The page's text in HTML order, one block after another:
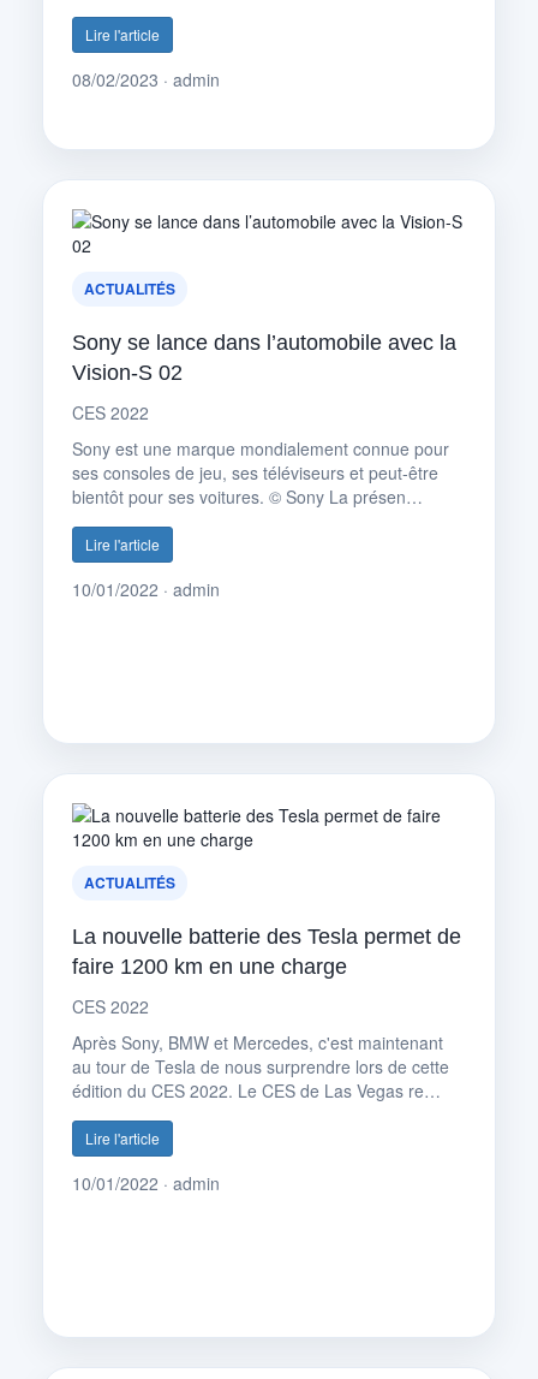
Lire l'article
08/02/2023 · admin
ACTUALITÉS
Sony se lance dans l’automobile avec la
Vision-S 02
CES 2022
Sony est une marque mondialement connue pour
ses consoles de jeu, ses téléviseurs et peut-être
bientôt pour ses voitures. © Sony La présen…
Lire l'article
10/01/2022 · admin
ACTUALITÉS
La nouvelle batterie des Tesla permet de
faire 1200 km en une charge
CES 2022
Après Sony, BMW et Mercedes, c'est maintenant
au tour de Tesla de nous surprendre lors de cette
édition du CES 2022. Le CES de Las Vegas re…
Lire l'article
10/01/2022 · admin